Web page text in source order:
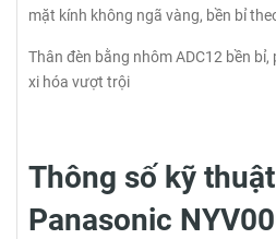
mặt kính không ngã vàng, bền bỉ
Thân đèn bằng nhôm ADC12 bền
xi hóa vượt trội
Thông số kỹ
Panasonic